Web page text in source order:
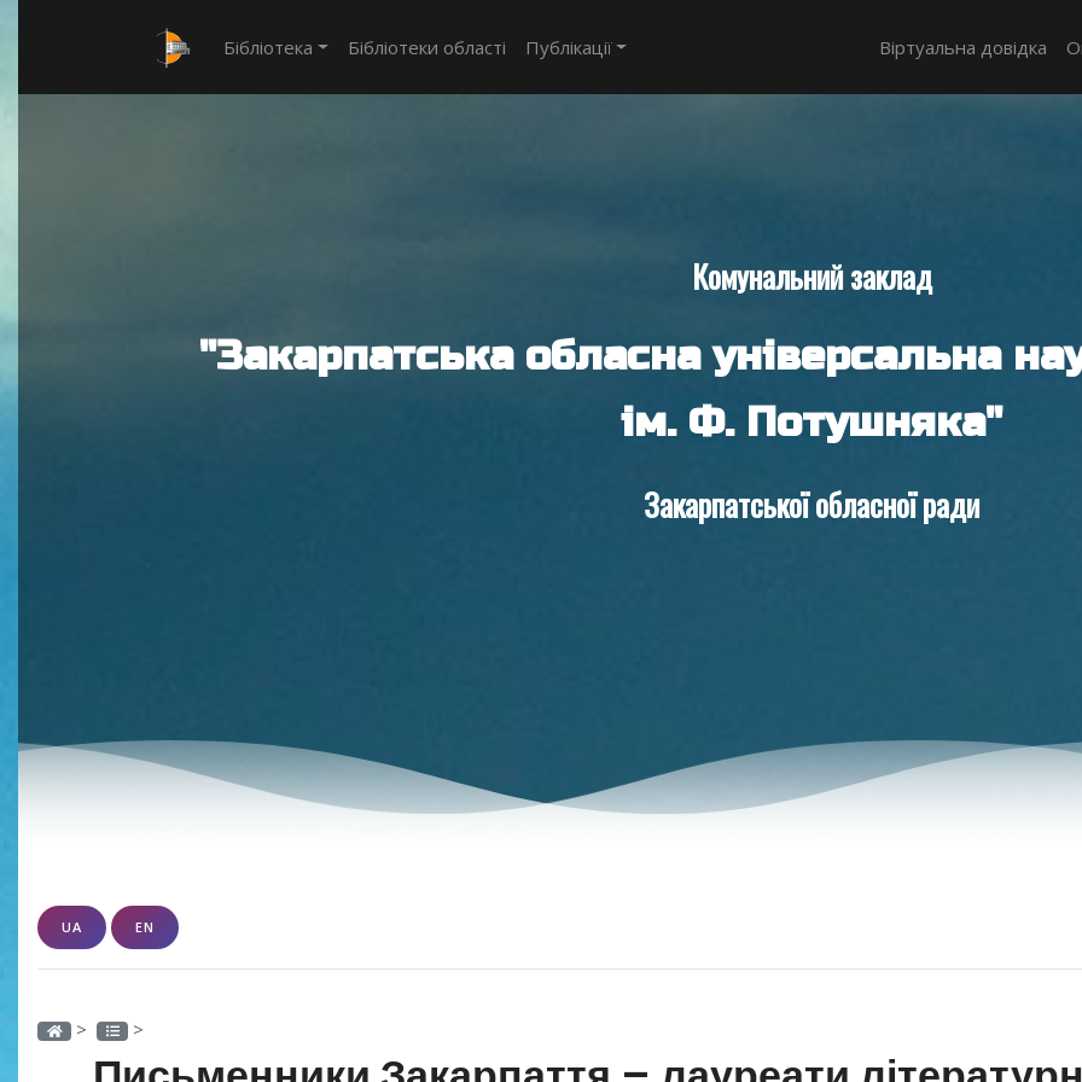
Бібліотека Бібліотеки області Публікації Віртуальна довідка
Комунальний заклад
"Закарпатська обласна універсальна
ім. Ф. Потушняка"
Закарпатської обласної ради
UA EN
> >